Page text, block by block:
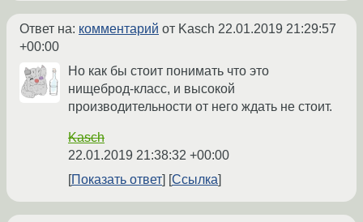
Ответ на: комментарий от Kasch 22.01.2019 21:29:57
+00:00
Но как бы стоит понимать что это
нищеброд-класс, и высокой
производительности от него ждать не стоит.
Kasch
22.01.2019 21:38:32 +00:00
Показать ответ
Ссылка